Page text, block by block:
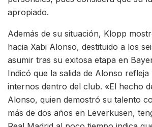
apropiado.
Además de su situación, Klopp
hacia Xabi Alonso, destituido a los
asumir tras su exitosa etapa en
Indicó que la salida de Alonso refleja
internos dentro del club. «El hecho
Alonso, quien demostró su talento
más de dos años en Leverkusen,